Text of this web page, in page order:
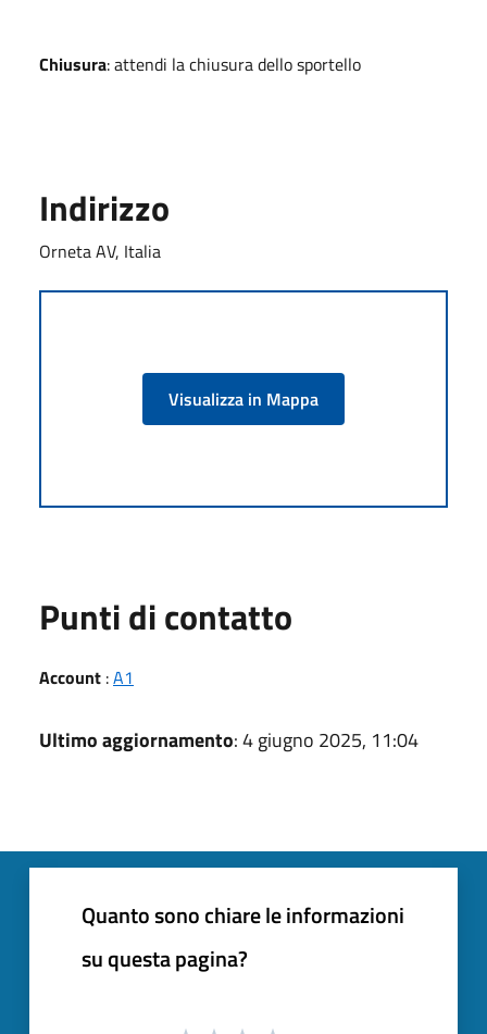
Chiusura: attendi la chiusura dello sportello
Indirizzo
Orneta AV, Italia
Visualizza in Mappa
Punti di contatto
Account :A1
Ultimo aggiornamento: 4 giugno 2025, 11:04
Quanto sono chiare le informazioni
su questa pagina?